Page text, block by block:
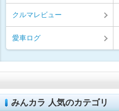
クルマレビュー
愛車ログ
みんカラ 人気のカテゴリ